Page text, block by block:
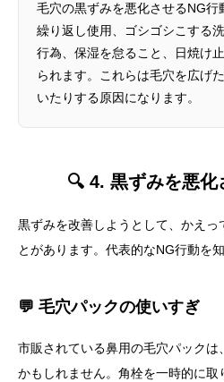
毛穴の黒ずみを悪化させるNG
繰り返し使用、ゴシゴシこする
行為、保湿を怠ること、日焼け
られます。これらは毛穴を広げ
いたりする原因になります。
🔍 4. 黒ずみを悪化
黒ずみを改善しようとして、かえっ
とがあります。代表的なNG行動を
💬 毛穴パックの使いすぎ
市販されている鼻用の毛穴パック
かもしれません。角栓を一時的に取